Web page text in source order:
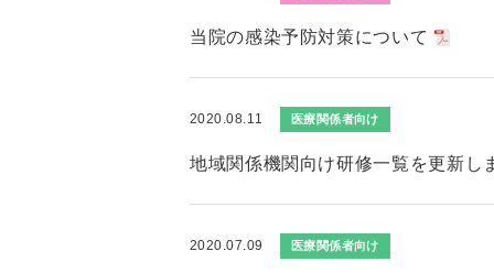
当院の感染予防対策について
2020.08.11 医療関係者向け
地域関係機関向け研修一覧を更新し
2020.07.09 医療関係者向け